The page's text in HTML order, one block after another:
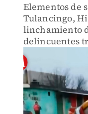
Elementos de
Tulancingo,
linchamiento
delincuentes
grupo de
Los
puestos a